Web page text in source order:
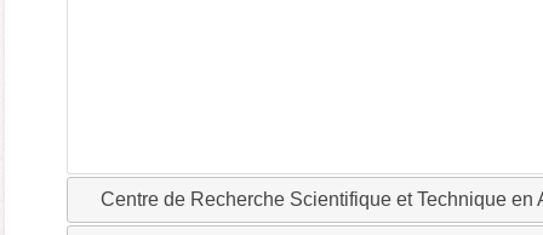
Centre de Recherche Scientifique et Technique